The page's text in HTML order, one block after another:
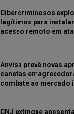
Cibercriminosos
legítimos para
acesso remoto em
Anvisa prevê novas
canetas
combate ao mercado
CNJ extingue